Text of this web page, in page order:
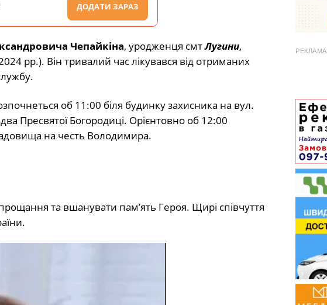
ДОДАТИ ЗАРАЗ
Чепайкіна, уродженця смтЛугини,
рр.). Він тривалий час лікувався від отриманих
об 11:00 біля будинку захисника на вул.
Пресвятої Богородиці. Орієнтовно об 12:00
на честь Володимира.
та вшанувати пам’ять Героя. Щирі співчуття
РЕКЛАМА